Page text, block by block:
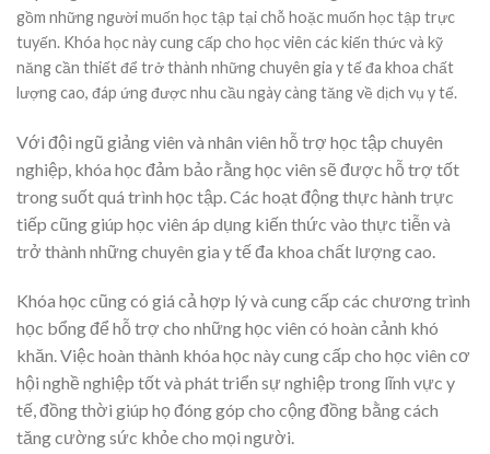
gồm những người muốn học tập tại chỗ hoặc muốn học tập trực
tuyến. Khóa học này cung cấp cho học viên các kiến thức và kỹ
năng cần thiết để trở thành những chuyên gia y tế đa khoa chất
lượng cao, đáp ứng được nhu cầu ngày càng tăng về dịch vụ y tế.
Với đội ngũ giảng viên và nhân viên hỗ trợ học tập chuyên
nghiệp, khóa học đảm bảo rằng học viên sẽ được hỗ trợ tốt
trong suốt quá trình học tập. Các hoạt động thực hành trực
tiếp cũng giúp học viên áp dụng kiến thức vào thực tiễn và
trở thành những chuyên gia y tế đa khoa chất lượng cao.
Khóa học cũng có giá cả hợp lý và cung cấp các chương trình
học bổng để hỗ trợ cho những học viên có hoàn cảnh khó
khăn. Việc hoàn thành khóa học này cung cấp cho học viên cơ
hội nghề nghiệp tốt và phát triển sự nghiệp trong lĩnh vực y
tế, đồng thời giúp họ đóng góp cho cộng đồng bằng cách
tăng cường sức khỏe cho mọi người.